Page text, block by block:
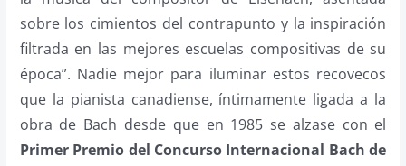
sobre los cimientos del contrapunto y la inspiración
filtrada en las mejores escuelas compositivas de su
época”. Nadie mejor para iluminar estos recovecos
que la pianista canadiense, íntimamente ligada a la
obra de Bach desde que en 1985 se alzase con el
Primer Premio del Concurso Internacional Bach de